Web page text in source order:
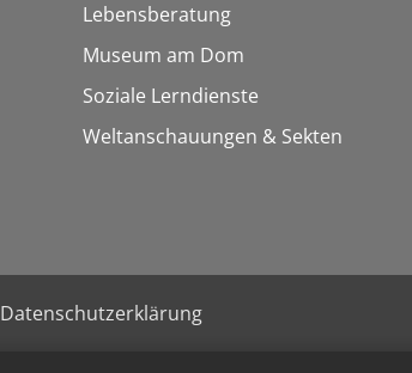
Lebensberatung
Museum am Dom
Soziale Lerndienste
Weltanschauungen & Sekten
Datenschutzerklärung